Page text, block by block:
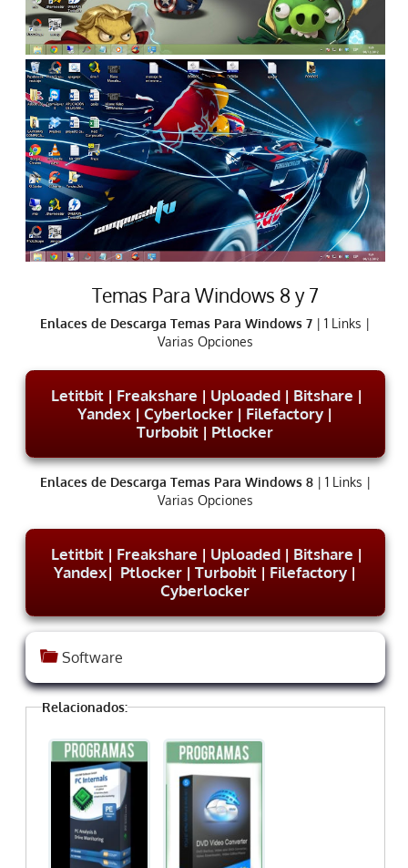
Temas Para Windows 8 y 7
Enlaces de Descarga Temas Para Windows 7 | 1 Links |
Varias Opciones
Letitbit | Freakshare | Uploaded | Bitshare |
Yandex |Cyberlocker | Filefactory |
Turbobit | Ptlocker
Enlaces de Descarga Temas Para Windows 8 | 1 Links |
Varias Opciones
Letitbit | Freakshare | Uploaded | Bitshare |
Yandex| Ptlocker |Turbobit | Filefactory |
Cyberlocker
Software
Relacionados: